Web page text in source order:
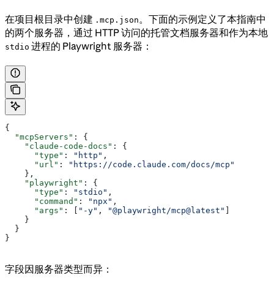
在项目根目录中创建 .mcp.json 。下面的示例定义了本指南中
的两个服务器，通过 HTTP 访问的托管文档服务器和作为本地
stdio 进程的 Playwright 服务器：
{
  "mcpServers"
: {
    "claude-code-docs"
: {
      "type"
: "http" ,
      "url"
:
"https://code.claude.com/docs/mcp"
    },
    "playwright"
: {
      "type"
: "stdio" ,
      "command"
: "npx" ,
      "args"
: [ "-y" , "@playwright/mcp@latest" ]
    }
  }
}
字段因服务器类型而异：